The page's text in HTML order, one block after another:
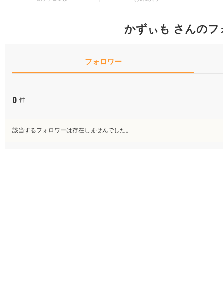
かずぃも さんのフ
フォロワー
0 件
該当するフォロワーは存在しませんでした。